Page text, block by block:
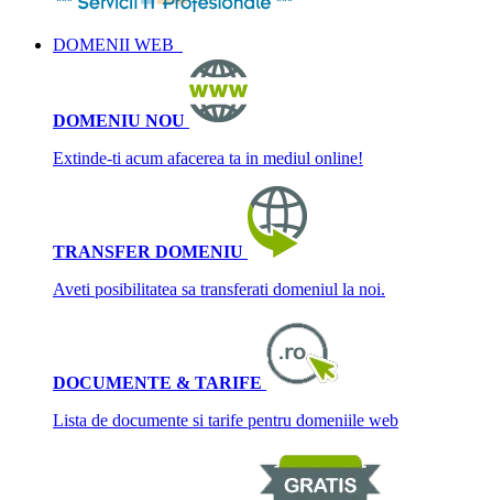
DOMENII WEB
DOMENIU NOU
Extinde-ti acum afacerea ta in mediul online!
TRANSFER DOMENIU
Aveti posibilitatea sa transferati domeniul la noi.
DOCUMENTE & TARIFE
Lista de documente si tarife pentru domeniile web